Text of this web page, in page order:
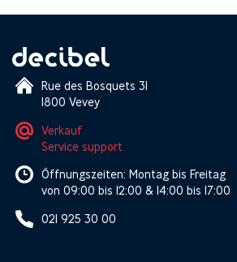
Rue des Bosquets 31
1800 Vevey
Verkauf
Service support
Öffnungszeiten: Montag bis Freitag
von 09:00 bis 12:00 & 14:00 bis 17:00
021 925 30 00